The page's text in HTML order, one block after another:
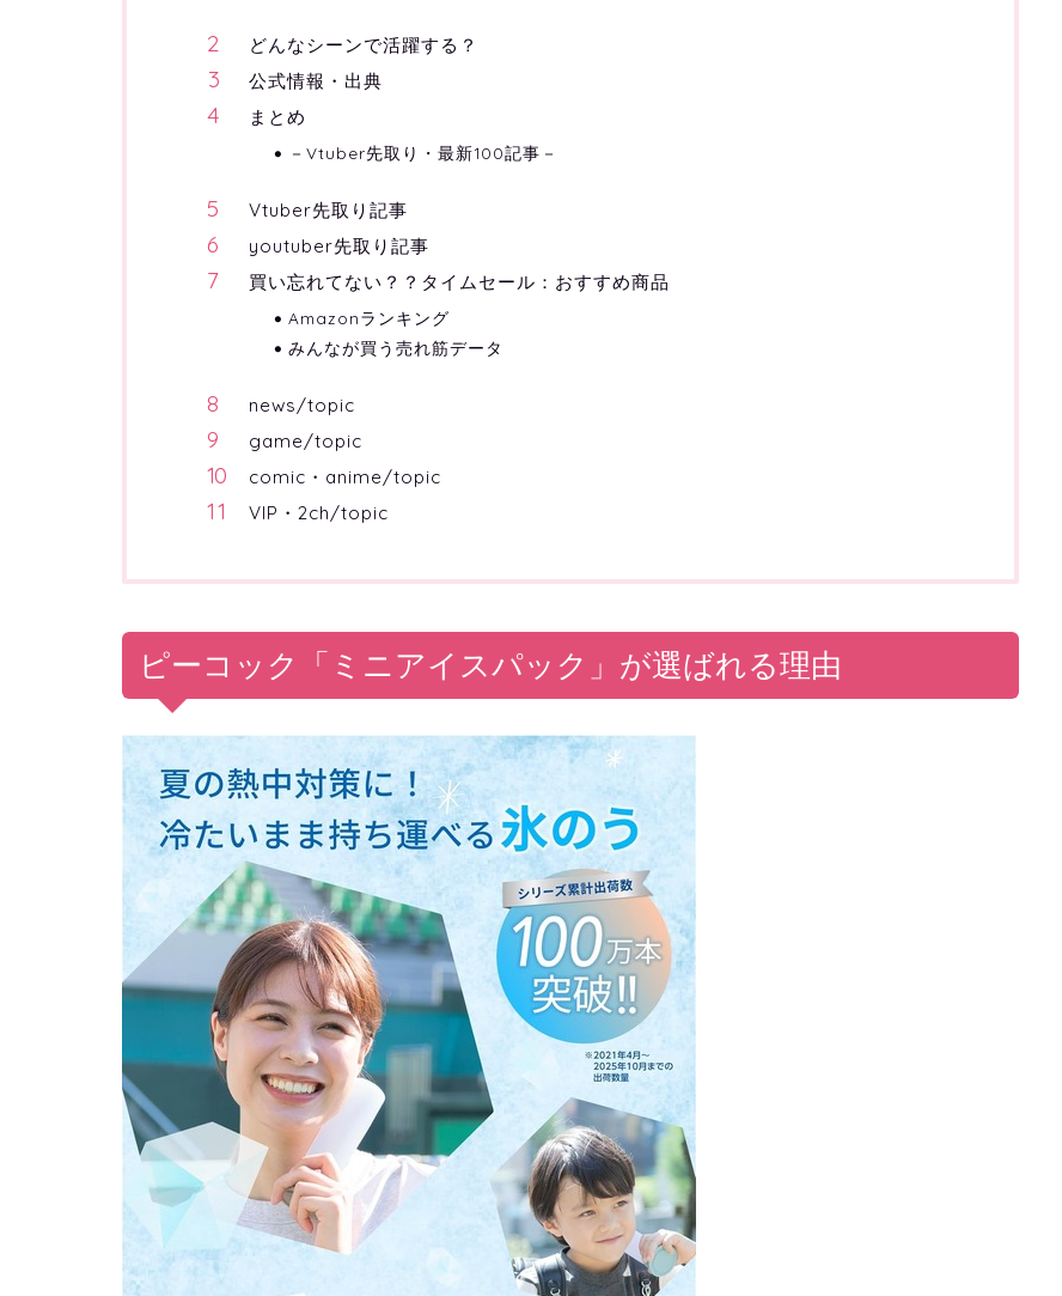
どんなシーンで活躍する？
公式情報・出典
まとめ
－Vtuber先取り・最新100記事－
Vtuber先取り記事
youtuber先取り記事
買い忘れてない？？タイムセール：おすすめ商品
Amazonランキング
みんなが買う売れ筋データ
news/topic
game/topic
comic・anime/topic
VIP・2ch/topic
ピーコック「ミニアイスパック」が選ばれる理由